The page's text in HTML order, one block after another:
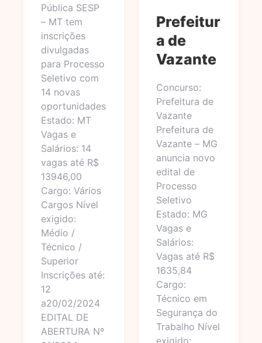
Pública SESP
– MT tem
inscrições
divulgadas
para Processo
Seletivo com
14 novas
oportunidades
Estado: MT
Vagas e
Salários: 14
vagas até R$
13946,00
Cargo: Vários
Cargos Nível
exigido:
Médio /
Técnico /
Superior
Inscrições até:
12
a20/02/2024
EDITAL DE
ABERTURA Nº
Prefeitur
a de
Vazante
Concurso:
Prefeitura de
Vazante
Prefeitura de
Vazante – MG
anuncia novo
edital de
Processo
Seletivo
Estado: MG
Vagas e
Salários:
Vagas até R$
1635,84
Cargo:
Técnico em
Segurança do
Trabalho Nível
exigido: